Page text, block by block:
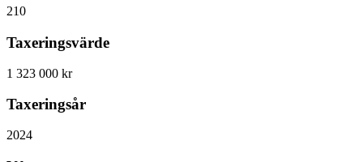
210
Taxeringsvärde
1 323 000 kr
Taxeringsår
2024